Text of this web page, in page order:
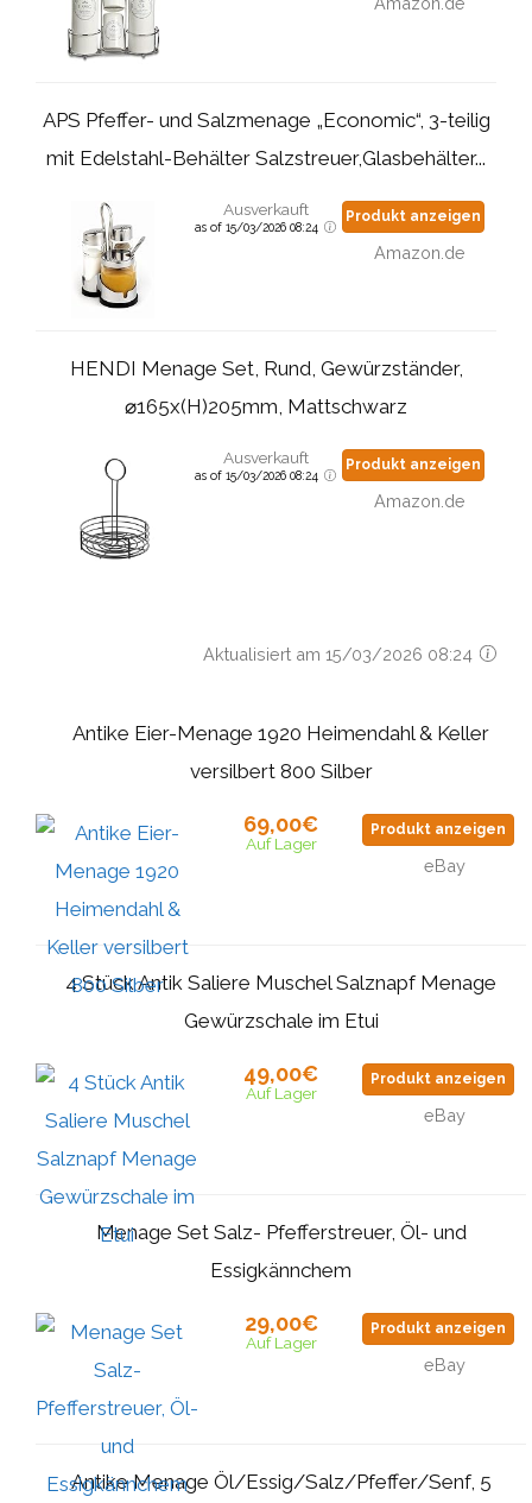
APS Pfeffer- und Salzmenage „Economic“, 3-teilig
mit Edelstahl-Behälter Salzstreuer,Glasbehälter...
Ausverkauft
as of 15/03/2026 08:24
Produkt anzeigen
Amazon.de
HENDI Menage Set, Rund, Gewürzständer,
⌀165x(H)205mm, Mattschwarz
Ausverkauft
as of 15/03/2026 08:24
Produkt anzeigen
Amazon.de
Aktualisiert am 15/03/2026 08:24
Antike Eier-Menage 1920 Heimendahl & Keller
versilbert 800 Silber
69,00€
Auf Lager
Produkt anzeigen
eBay
4 Stück Antik Saliere Muschel Salznapf Menage
Gewürzschale im Etui
49,00€
Auf Lager
Produkt anzeigen
eBay
Menage Set Salz- Pfefferstreuer, Öl- und
Essigkännchem
29,00€
Auf Lager
Produkt anzeigen
eBay
Antike Menage Öl/Essig/Salz/Pfeffer/Senf, 5